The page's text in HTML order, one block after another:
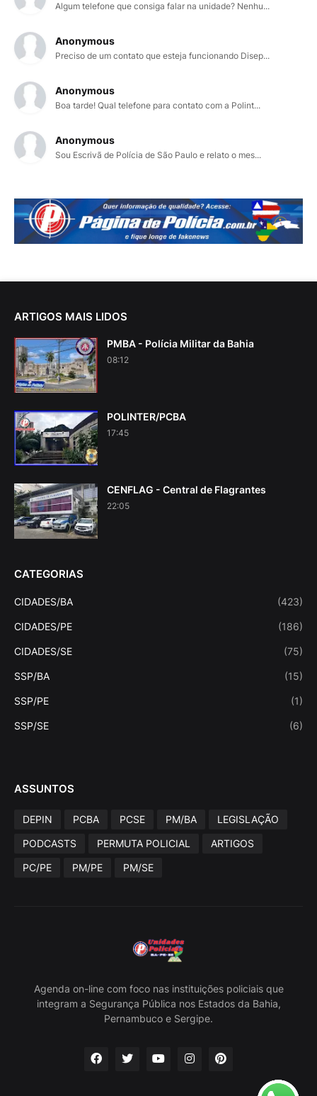
Algum telefone que consiga falar na unidade? Nenhu...
Anonymous
Preciso de um contato que esteja funcionando Disep...
Anonymous
Boa tarde! Qual telefone para contato com a Polint...
Anonymous
Sou Escrivã de Polícia de São Paulo e relato o mes...
ARTIGOS MAIS LIDOS
PMBA - Polícia Militar da Bahia
08:12
POLINTER/PCBA
17:45
CENFLAG - Central de Flagrantes
22:05
CATEGORIAS
CIDADES/BA (423)
CIDADES/PE (186)
CIDADES/SE (75)
SSP/BA (15)
SSP/PE (1)
SSP/SE (6)
ASSUNTOS
DEPIN PCBA PCSE PM/BA
LEGISLAÇÃO
PODCASTS
PERMUTA POLICIAL
ARTIGOS
PC/PE
PM/PE PM/SE
Agenda on-line com foco nas instituições policiais que
integram a Segurança Pública nos Estados da Bahia,
Pernambuco e Sergipe.